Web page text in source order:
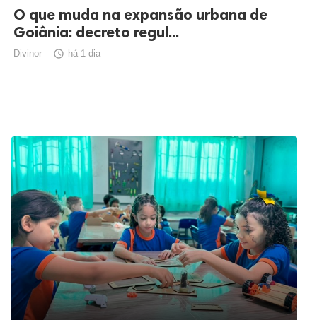
O que muda na expansão urbana de
Goiânia: decreto regul...
Divinor  há 1 dia